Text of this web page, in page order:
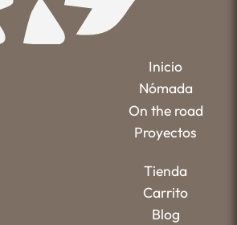
Inicio
Nómada
On the road
Proyectos
Tienda
Carrito
Blog